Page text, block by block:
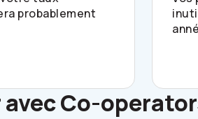
probablement
Co-